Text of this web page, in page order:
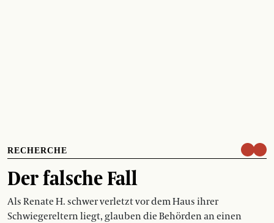
RECHERCHE
Der falsche Fall
Als Renate H. schwer verletzt vor dem Haus ihrer
Schwiegereltern liegt, glauben die Behörden an einen